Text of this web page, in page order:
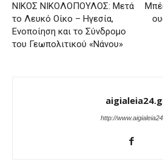
ΝΙΚΟΣ ΝΙΚΟΛΟΠΟΥΛΟΣ: Μετά
το Λευκό Οίκο – Ηγεσία,
Ενοποίηση και το Σύνδρομο
του Γεωπολιτικού «Νάνου»
http://